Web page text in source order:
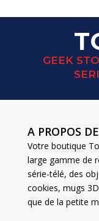
LOTSOGEEK
A PROPOS
Votre boutique
large gamme de
série-télé, des
cookies, mugs
que de la petite